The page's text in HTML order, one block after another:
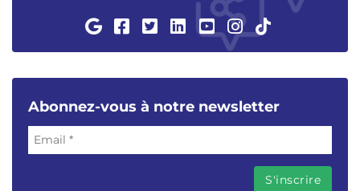
Abonnez-vous à notre newsletter